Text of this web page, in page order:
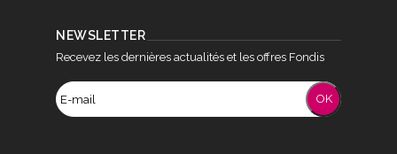
NEWSLETTER
Recevez les dernières actualités et les offres Fondis